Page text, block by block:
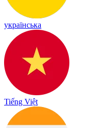
українська
Tiếng Việt